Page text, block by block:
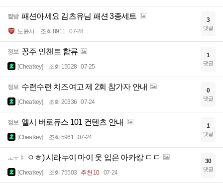
짤방 패션아세요 김츠유님 패션 3종세트
노윤서 조회 8911 07-28
3
댓글
정보 꽁주 인챈트 합류
[Cheatkey] 조회 15028 07-25
1
댓글
정보 수련수련 치즈여고 제 2회 참가자 안내
[Cheatkey] 조회 20336 07-24
0
댓글
정보 엘시 버로듀스 101 컨텐츠 안내
[Cheatkey] 조회 5961 07-24
1
댓글
ㅗㅜㅑ ㅇㅎ) 시라누이 마이 옷 입은 아카캉 ㄷㄷ
[Cheatkey] 조회 75503 추천 10 07-24
30
댓글